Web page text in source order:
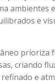
ambientes
e
prioriza
criando
e